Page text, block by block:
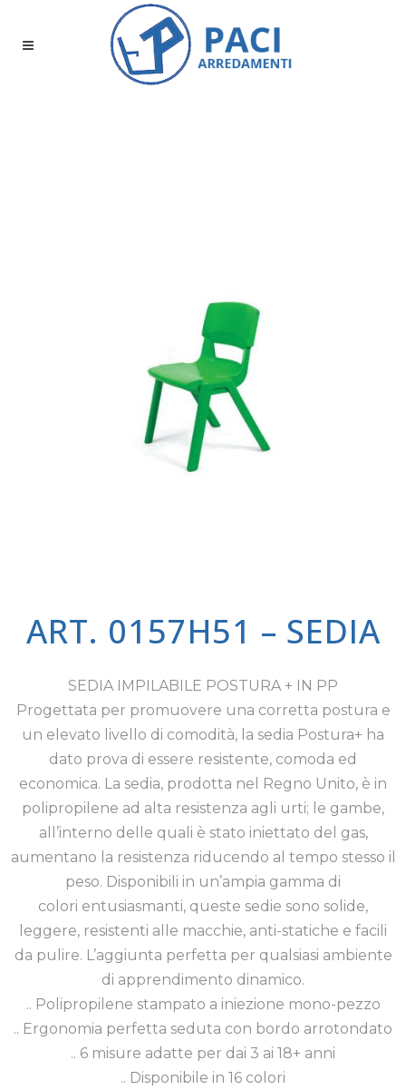
ART. 0157H51 – SEDIA
SEDIA IMPILABILE POSTURA + IN PP
Progettata per promuovere una corretta postura e
un elevato livello di comodità, la sedia Postura+ ha
dato prova di essere resistente, comoda ed
economica. La sedia, prodotta nel Regno Unito, è in
polipropilene ad alta resistenza agli urti; le gambe,
all’interno delle quali è stato iniettato del gas,
aumentano la resistenza riducendo al tempo stesso il
peso. Disponibili in un’ampia gamma di
colori entusiasmanti, queste sedie sono solide,
leggere, resistenti alle macchie, anti-statiche e facili
da pulire. L’aggiunta perfetta per qualsiasi ambiente
di apprendimento dinamico.
.. Polipropilene stampato a iniezione mono-pezzo
.. Ergonomia perfetta seduta con bordo arrotondato
.. 6 misure adatte per dai 3 ai 18+ anni
.. Disponibile in 16 colori